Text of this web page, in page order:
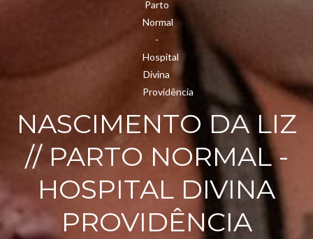
NASCIMENTO DA LIZ
// PARTO NORMAL -
HOSPITAL DIVINA
PROVIDÊNCIA